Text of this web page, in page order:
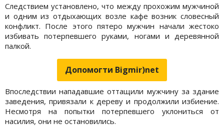
Следствием установлено, что между прохожим мужчиной
и одним из отдыхающих возле кафе возник словесный
конфликт. После этого пятеро мужчин начали жестоко
избивать потерпевшего руками, ногами и деревянной
палкой.
Допомогти Bigmir)net
Впоследствии нападавшие оттащили мужчину за здание
заведения, привязали к дереву и продолжили избиение.
Несмотря на попытки потерпевшего уклониться от
насилия, они не остановились.